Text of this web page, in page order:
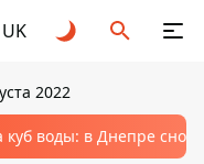
UK
2022
куб воды: в Днепре